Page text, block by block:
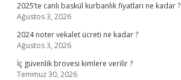
2025’te canlı baskül kurbanlık fiyatları ne kadar ?
Ağustos 3, 2026
2024 noter vekalet ücreti ne kadar ?
Ağustos 3, 2026
İç güvenlik brovesi kimlere verilir ?
Temmuz 30, 2026